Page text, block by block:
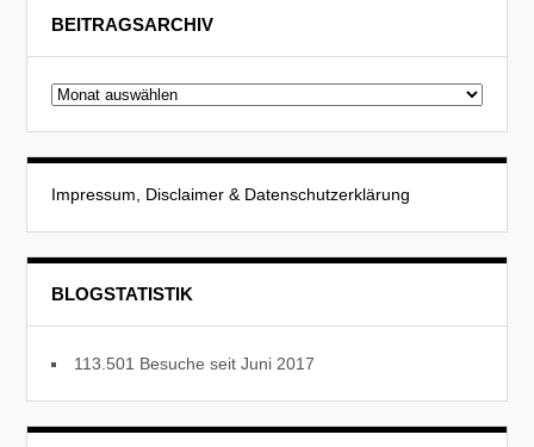
BEITRAGSARCHIV
Beitragsarchiv
Impressum, Disclaimer & Datenschutzerklärung
BLOGSTATISTIK
113.501 Besuche seit Juni 2017